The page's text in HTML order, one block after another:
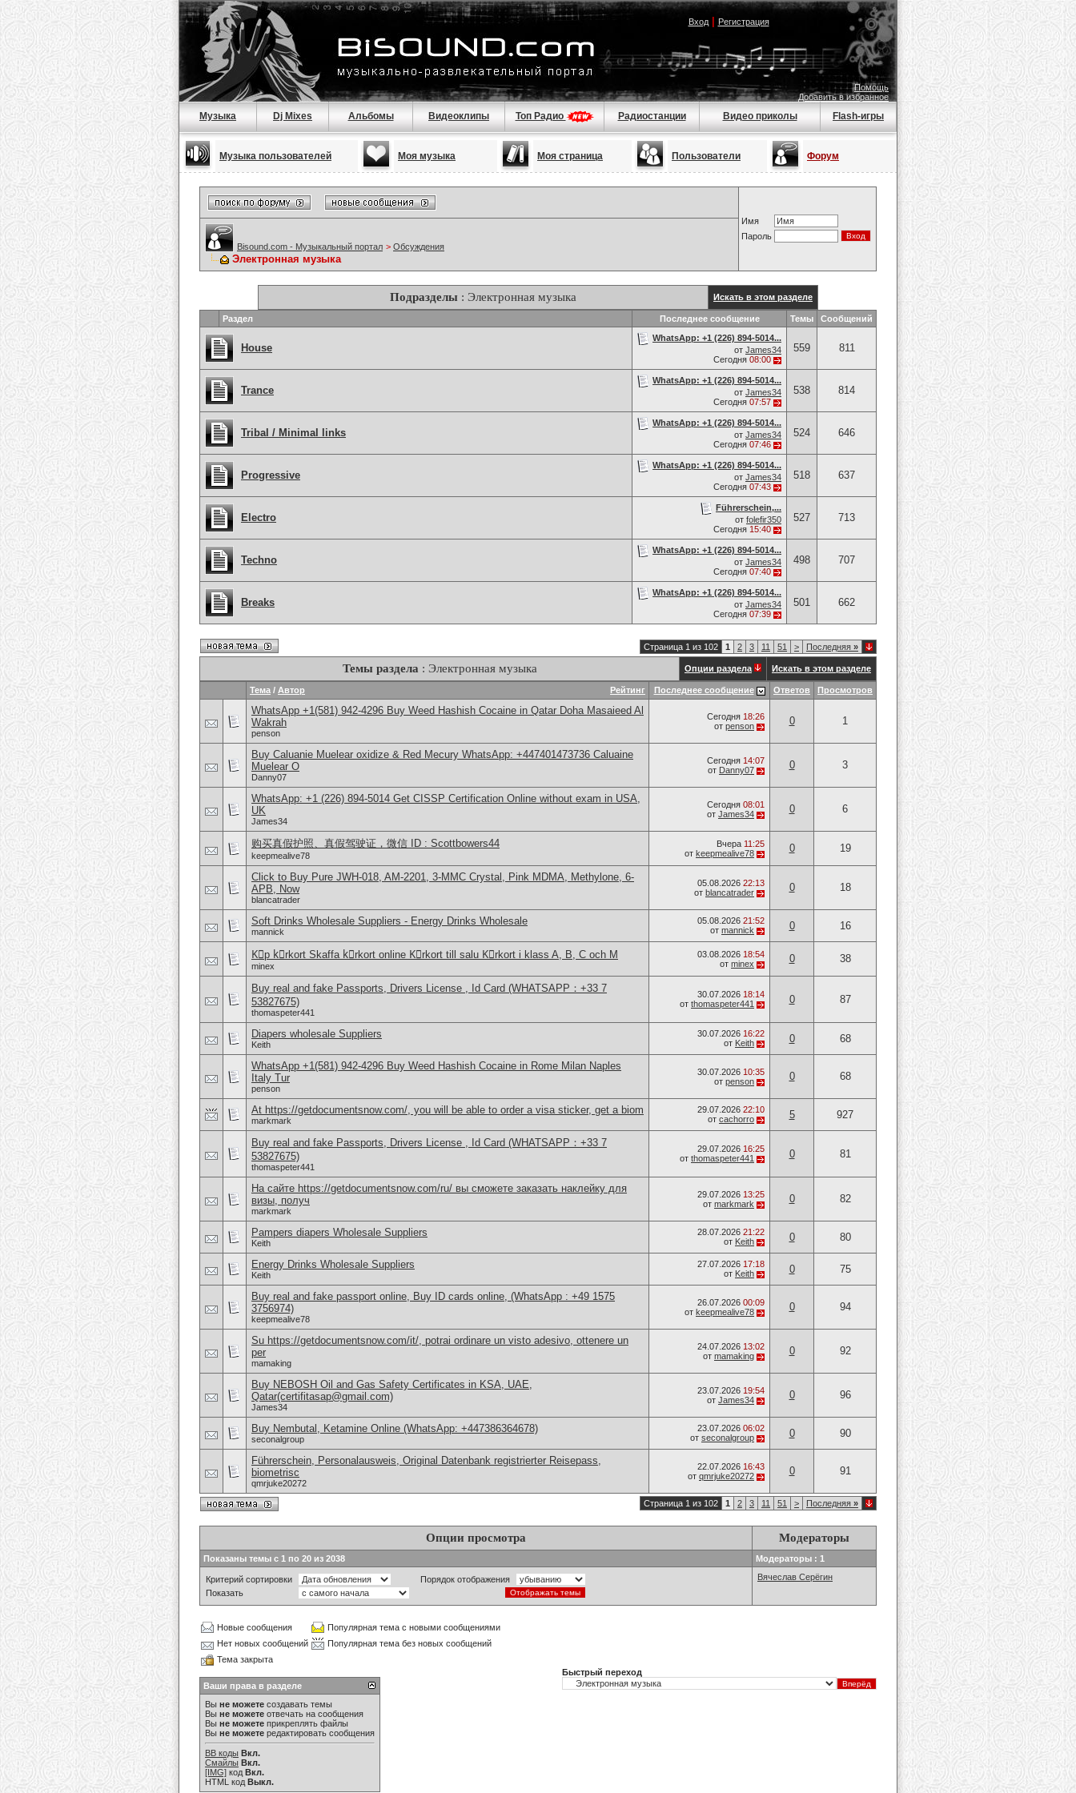
Вход| Регистрация
Помощь
Добавить в избранное
Музыка Dj Mixes Альбомы Видеоклипы Топ Радио Радиостанции Видео приколы Flash-игры
Музыка пользователей Моя музыка Моя страница Пользователи Форум
Имя
Пароль
Bisound.com - Музыкальный портал > Обсуждения
Электронная музыка
Подразделы : Электронная музыка Искать в этом разделе
Раздел Последнее сообщение Темы Сообщений
House
WhatsApp: +1 (226) 894-5014​...
от James34
Сегодня 08:00
559 811
Trance
WhatsApp: +1 (226) 894-5014​...
от James34
Сегодня 07:57
538 814
Tribal / Minimal links
WhatsApp: +1 (226) 894-5014​...
от James34
Сегодня 07:46
524 646
Progressive
WhatsApp: +1 (226) 894-5014​...
от James34
Сегодня 07:43
518 637
Electro
Führerschein,...
от folefir350
Сегодня 15:40
527 713
Techno
WhatsApp: +1 (226) 894-5014​...
от James34
Сегодня 07:40
498 707
Breaks
WhatsApp: +1 (226) 894-5014​...
от James34
Сегодня 07:39
501 662
Страница 1 из 102 1 2 3 11 51 > Последняя »
Темы раздела : Электронная музыка Опции раздела Искать в этом разделе
Рейтинг
Тема / Автор Последнее сообщение Ответов Просмотров
WhatsApp +1(581) 942-4296 Buy Weed Hashish Cocaine in Qatar Doha Masaieed Al
Wakrah
penson
Сегодня 18:26
от penson 0 1
Buy Caluanie Muelear oxidize & Red Mecury WhatsApp: +447401473736 Caluaine
Muelear O
Danny07
Сегодня 14:07
от Danny07 0 3
WhatsApp: +1 (226) 894-5014​ Get CISSP Certification Online without exam in USA,
UK
James34
Сегодня 08:01
от James34 0 6
购买真假护照、真假驾驶证，微信 ID : Scottbowers44
keepmealive78
Вчера 11:25
от keepmealive78 0 19
Click to Buy Pure JWH-018, AM-2201, 3-MMC Crystal, Pink MDMA, Methylone, 6-
APB, Now
blancatrader
05.08.2026 22:13
от blancatrader 0 18
Soft Drinks Wholesale Suppliers - Energy Drinks Wholesale
mannick
05.08.2026 21:52
от mannick 0 16
Kِp kِrkort Skaffa kِrkort online Kِrkort till salu Kِrkort i klass A, B, C och M
minex
03.08.2026 18:54
от minex 0 38
Buy real and fake Passports, Drivers License , Id Card (WHATSAPP：+33 7
53827675)
thomaspeter441
30.07.2026 18:14
от thomaspeter441 0 87
Diapers wholesale Suppliers
Keith
30.07.2026 16:22
от Keith 0 68
WhatsApp +1(581) 942-4296 Buy Weed Hashish Cocaine in Rome Milan Naples
Italy Tur
penson
30.07.2026 10:35
от penson 0 68
At https://getdocumentsnow.com/, you will be able to order a visa sticker, get a biom
markmark
29.07.2026 22:10
от cachorro 5 927
Buy real and fake Passports, Drivers License , Id Card (WHATSAPP：+33 7
53827675)
thomaspeter441
29.07.2026 16:25
от thomaspeter441 0 81
На сайте https://getdocumentsnow.com/ru/ вы сможете заказать наклейку для
визы, получ
markmark
29.07.2026 13:25
от markmark 0 82
Pampers diapers Wholesale Suppliers
Keith
28.07.2026 21:22
от Keith 0 80
Energy Drinks Wholesale Suppliers
Keith
27.07.2026 17:18
от Keith 0 75
Buy real and fake passport online, Buy ID cards online, (WhatsApp : +49 1575
3756974)
keepmealive78
26.07.2026 00:09
от keepmealive78 0 94
Su https://getdocumentsnow.com/it/, potrai ordinare un visto adesivo, ottenere un
per
mamaking
24.07.2026 13:02
от mamaking 0 92
Buy NEBOSH Oil and Gas Safety Certificates in KSA, UAE,
Qatar(certifitasap@gmail.com)
James34
23.07.2026 19:54
от James34 0 96
Buy Nembutal, Ketamine Online (WhatsApp: +447386364678)
seconalgroup
23.07.2026 06:02
от seconalgroup 0 90
Führerschein, Personalausweis, Original Datenbank registrierter Reisepass,
biometrisc
qmrjuke20272
22.07.2026 16:43
от qmrjuke20272 0 91
Страница 1 из 102 1 2 3 11 51 > Последняя »
Опции просмотра Модераторы
Показаны темы с 1 по 20 из 2038 Модераторы : 1
Критерий сортировки
Порядок отображения
Показать
Вячеслав Серёгин
Новые сообщения
Популярная тема с новыми сообщениями
Нет новых сообщений
Популярная тема без новых сообщений
Тема закрыта
Ваши права в разделе
Вы не можете создавать темы
Вы не можете отвечать на сообщения
Вы не можете прикреплять файлы
Вы не можете редактировать сообщения
BB коды Вкл.
Смайлы Вкл.
[IMG] код Вкл.
HTML код Выкл.
Быстрый переход